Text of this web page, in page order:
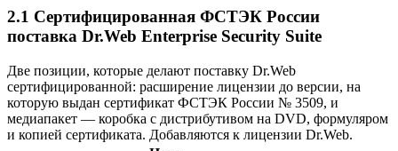
2.1 Сертифицированная ФСТЭК России
поставка Dr.Web Enterprise Security Suite
Две позиции, которые делают поставку Dr.Web
сертифицированной: расширение лицензии до версии, на
которую выдан сертификат ФСТЭК России № 3509, и
медиапакет — коробка с дистрибутивом на DVD, формуляром
и копией сертификата. Добавляются к лицензии Dr.Web.